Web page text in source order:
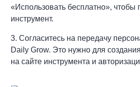
«Использовать бесплатно», чтобы
инструмент.
3. Согласитесь на передачу
Daily Grow. Это нужно для
на сайте инструмента и